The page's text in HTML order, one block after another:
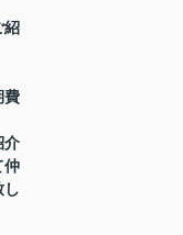
紹
費
介
仲
し